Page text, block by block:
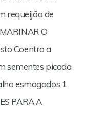
requeijão de
O
Coentro a
sementes picada
esmagados 1
PARA A